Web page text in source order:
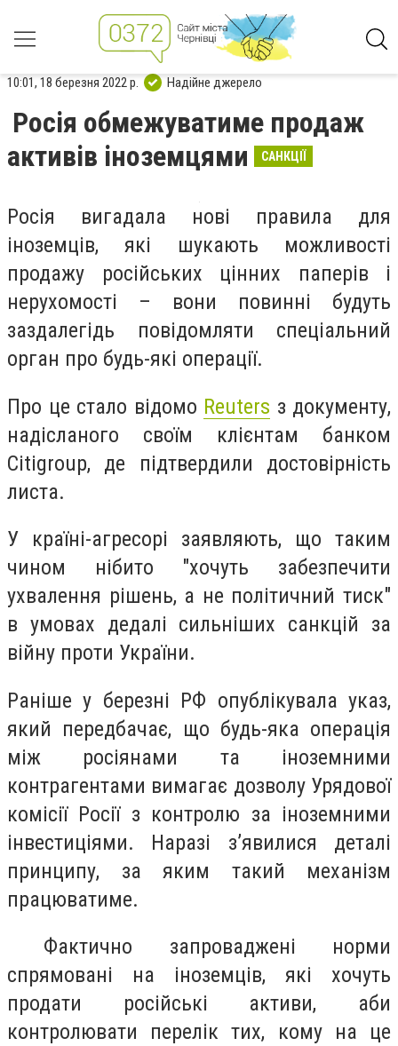
10:01, 18 березня 2022 р. Надійне джерело
Росія обмежуватиме продаж
активів іноземцями
САНКЦІЇ
Росія вигадала нові правила для
іноземців, які шукають можливості
продажу російських цінних паперів і
нерухомості – вони повинні будуть
заздалегідь повідомляти спеціальний
орган про будь-які операції.
Про це стало відомо Reuters з документу,
надісланого своїм клієнтам банком
Citigroup, де підтвердили достовірність
листа.
У країні-агресорі заявляють, що таким
чином нібито "хочуть забезпечити
ухвалення рішень, а не політичний тиск"
в умовах дедалі сильніших санкцій за
війну проти України.
Раніше у березні РФ опублікувала указ,
який передбачає, що будь-яка операція
між росіянами та іноземними
контрагентами вимагає дозволу Урядової
комісії Росії з контролю за іноземними
інвестиціями. Наразі з’явилися деталі
принципу, за яким такий механізм
працюватиме.
Фактично запроваджені норми
спрямовані на іноземців, які хочуть
продати російські активи, аби
контролювати перелік тих, кому на це